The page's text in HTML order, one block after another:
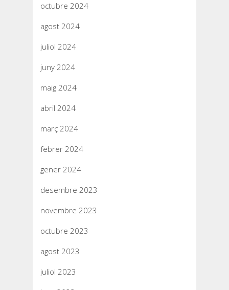
octubre 2024
agost 2024
juliol 2024
juny 2024
maig 2024
abril 2024
març 2024
febrer 2024
gener 2024
desembre 2023
novembre 2023
octubre 2023
agost 2023
juliol 2023